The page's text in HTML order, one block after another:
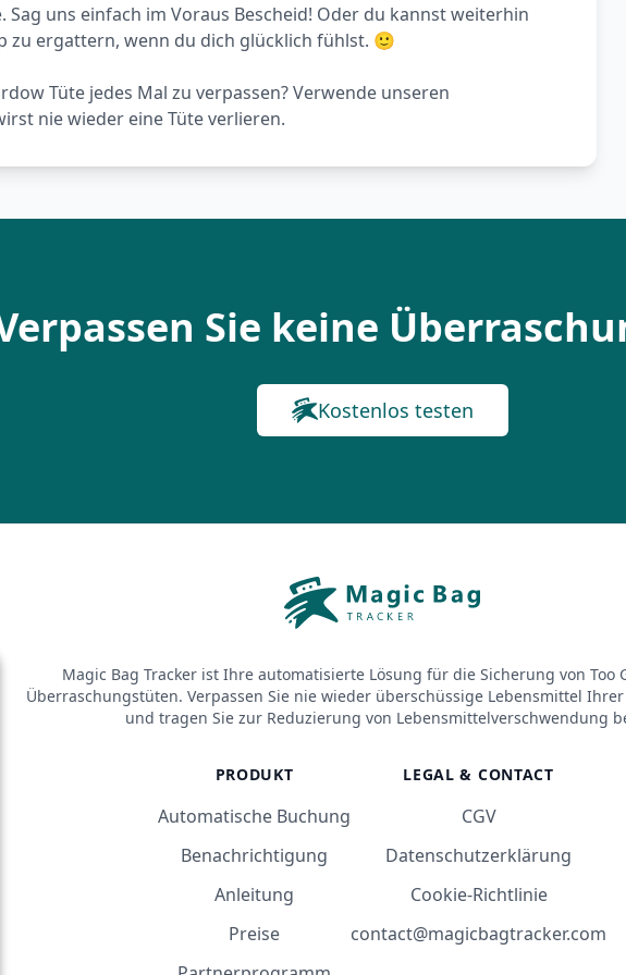
uns einfach im Voraus Bescheid! Oder du kannst weiterhin
zu ergattern, wenn du dich glücklich fühlst. 🙂
Tüte jedes Mal zu verpassen? Verwende unseren
nie wieder eine Tüte verlieren.
Sie keine
Kostenlos testen
Magic Bag Tracker ist Ihre automatisierte Lösung für die Sicherung von Too
Überraschungstüten. Verpassen Sie nie wieder überschüssige Lebensmittel
und tragen Sie zur Reduzierung von Lebensmittelverschwendung
PRODUKT
Automatische Buchung
Benachrichtigung
Anleitung
Preise
LEGAL & CONTACT
CGV
Datenschutzerklärung
Cookie-Richtlinie
contact@magicbagtracker.com